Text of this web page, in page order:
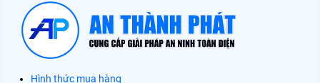
Hình thức mua hàng